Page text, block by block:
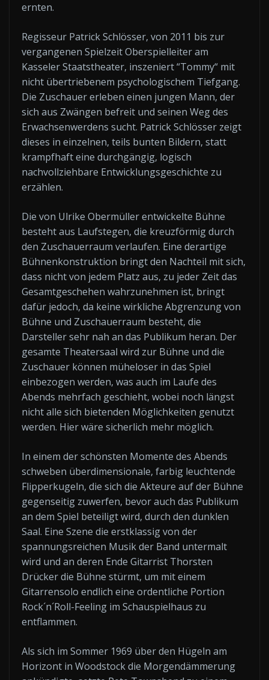
ernten.
Regisseur Patrick Schlösser, von 2011 bis zur
vergangenen Spielzeit Oberspielleiter am
Kasseler Staatstheater, inszeniert “Tommy“ mit
nicht übertriebenem psychologischem Tiefgang.
Die Zuschauer erleben einen jungen Mann, der
sich aus Zwängen befreit und seinen Weg des
Erwachsenwerdens sucht. Patrick Schlösser zeigt
dieses in einzelnen, teils bunten Bildern, statt
krampfhaft eine durchgängig, logisch
nachvollziehbare Entwicklungsgeschichte zu
erzählen.
Die von Ulrike Obermüller entwickelte Bühne
besteht aus Laufstegen, die kreuzförmig durch
den Zuschauerraum verlaufen. Eine derartige
Bühnenkonstruktion bringt den Nachteil mit sich,
dass nicht von jedem Platz aus, zu jeder Zeit das
Gesamtgeschehen wahrzunehmen ist, bringt
dafür jedoch, da keine wirkliche Abgrenzung von
Bühne und Zuschauerraum besteht, die
Darsteller sehr nah an das Publikum heran. Der
gesamte Theatersaal wird zur Bühne und die
Zuschauer können müheloser in das Spiel
einbezogen werden, was auch im Laufe des
Abends mehrfach geschieht, wobei noch längst
nicht alle sich bietenden Möglichkeiten genutzt
werden. Hier wäre sicherlich mehr möglich.
In einem der schönsten Momente des Abends
schweben überdimensionale, farbig leuchtende
Flipperkugeln, die sich die Akteure auf der Bühne
gegenseitig zuwerfen, bevor auch das Publikum
an dem Spiel beteiligt wird, durch den dunklen
Saal. Eine Szene die erstklassig von der
spannungsreichen Musik der Band untermalt
wird und an deren Ende Gitarrist Thorsten
Drücker die Bühne stürmt, um mit einem
Gitarrensolo endlich eine ordentliche Portion
Rock´n´Roll-Feeling im Schauspielhaus zu
entflammen.
Als sich im Sommer 1969 über den Hügeln am
Horizont in Woodstock die Morgendämmerung